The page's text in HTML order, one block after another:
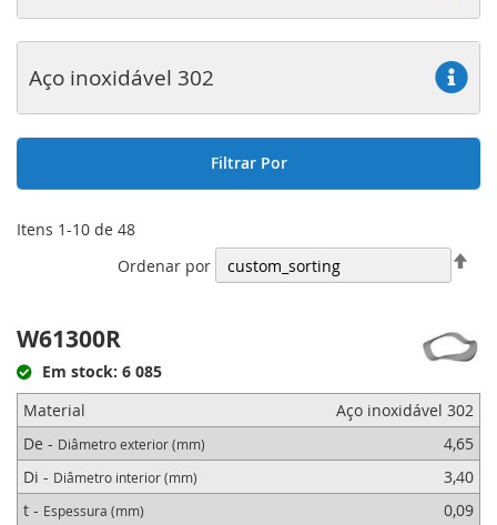
As referências de peças em stock terminadas em “R” referem-se a
peças feitas em aço inoxidável para molas. As restantes são
Aço inoxidável 302
Filtrar Por
Itens 1-10 de 48
Ordenar por
W61300R
Em stock: 6 085
Material
Aço inoxidável 302
De - Diâmetro exterior (mm)
4,65
Di - Diâmetro interior (mm)
3,40
t - Espessura (mm)
0,09